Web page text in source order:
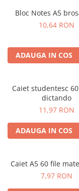
Bloc Notes A5
10,64 RON
ADAUGA IN COS
Caiet studentesc
dictando
11,97 RON
ADAUGA IN COS
Caiet A5 60 file
7,97 RON